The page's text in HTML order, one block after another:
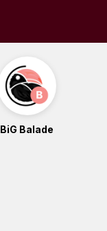
BiG Balade